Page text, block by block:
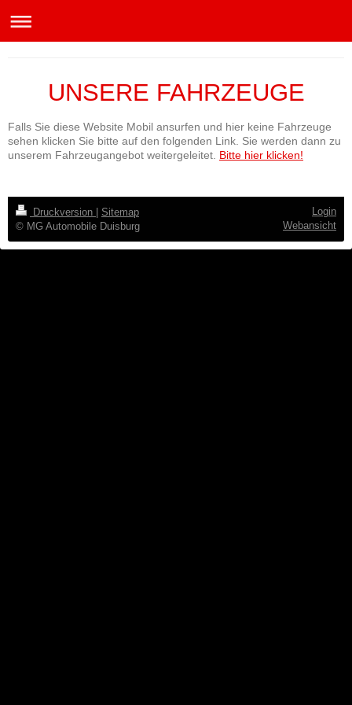
UNSERE FAHRZEUGE
Falls Sie diese Website Mobil ansurfen und hier keine Fahrzeuge
sehen klicken Sie bitte auf den folgenden Link. Sie werden dann zu
unserem Fahrzeugangebot weitergeleitet. Bitte hier klicken!
Druckversion
Sitemap
© MG Automobile Duisburg
Login
Webansicht